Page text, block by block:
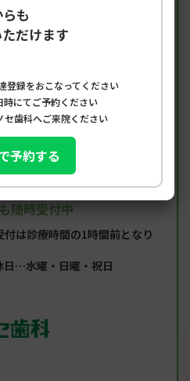
時間
水 木 金 土
× ● ● ▲
× ●
随時受付中
は診療時間の1時間前となり
…水曜・日曜・祝日
も
だけます
登録をおこなってください
時にてご予約ください
セ歯科へご来院ください
予約する